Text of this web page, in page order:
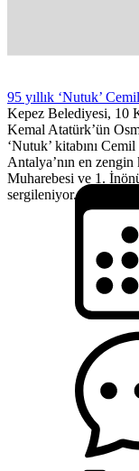
95 yıllık ‘Nutuk’
Kepez Belediyesi, 10
Kemal Atatürk’ün
‘Nutuk’ kitabını
Antalya’nın en
Muharebesi ve 1.
sergileniyor.